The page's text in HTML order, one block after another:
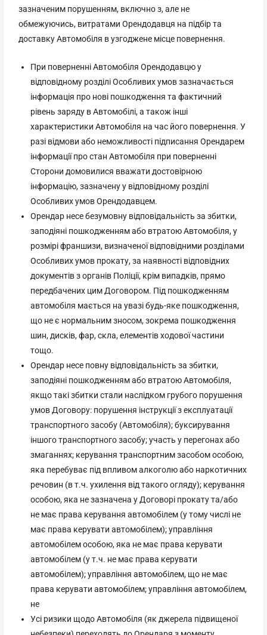
зазначеним порушенням, включно з, але не
обмежуючись, витратами Орендодавця на підбір та
доставку Автомобіля в узгоджене місце повернення.
При поверненні Автомобіля Орендодавцю у
відповідному розділі Особливих умов зазначається
інформація про нові пошкодження та фактичний
рівень заряду в Автомобілі, а також інші
характеристики Автомобіля на час його повернення. У
разі відмови або неможливості підписання Орендарем
інформації про стан Автомобіля при поверненні
Сторони домовилися вважати достовірною
інформацію, зазначену у відповідному розділі
Особливих умов Орендодавцем.
Орендар несе безумовну відповідальність за збитки,
заподіяні пошкодженням або втратою Автомобіля, у
розмірі франшизи, визначеної відповідними розділами
Особливих умов прокату, за наявності відповідних
документів з органів Поліції, крім випадків, прямо
передбачених цим Договором. Під пошкодженням
автомобіля мається на увазі будь-яке пошкодження,
що не є нормальним зносом, зокрема пошкодження
шин, дисків, фар, скла, елементів ходової частини
тощо.
Орендар несе повну відповідальність за збитки,
заподіяні пошкодженням або втратою Автомобіля,
якщо такі збитки стали наслідком грубого порушення
умов Договору: порушення інструкції з експлуатації
транспортного засобу (Автомобіля); буксирування
іншого транспортного засобу; участь у перегонах або
змаганнях; керування транспортним засобом особою,
яка перебуває під впливом алкоголю або наркотичних
речовин (в т.ч. ухилення від такого огляду); керування
особою, яка не зазначена у Договорі прокату та/або
не має права керування автомобілем (у тому числі не
має права керувати автомобілем); управління
автомобілем особою, яка не має права керувати
автомобілем (у т.ч. не має права керувати
автомобілем); управління автомобілем, що не має
права керувати автомобілем; управління автомобілем,
не
Усі ризики щодо Автомобіля (як джерела підвищеної